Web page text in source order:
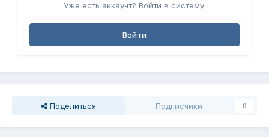
Уже есть аккаунт? Войти в систему.
Войти
Поделиться Подписчики 0